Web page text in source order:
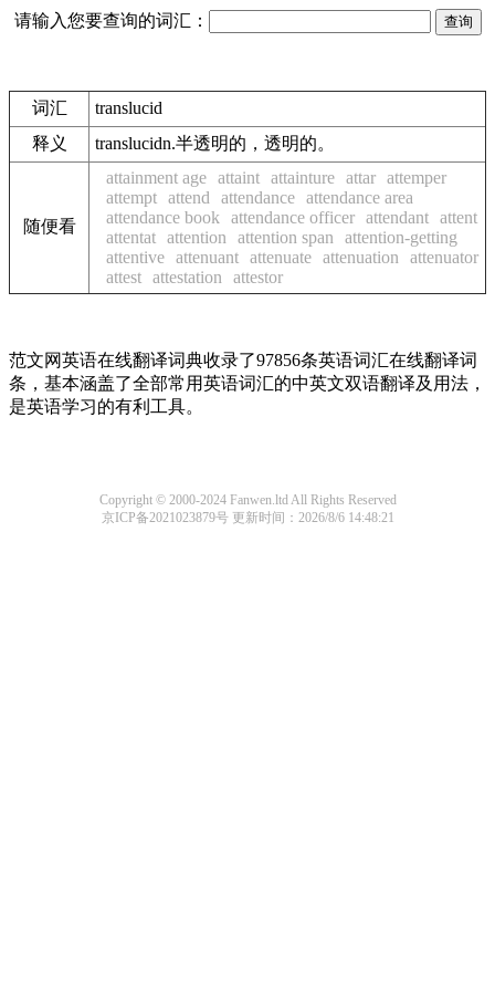
请输入您要查询的词汇：
词汇
translucid
释义
translucidn.半透明的，透明的。
随便看
attainment age attaint attainture attar attemper
attempt attend attendance attendance area
attendance book
attendance officer attendant attent
attentat attention attention span
attention-getting
attentive attenuant attenuate attenuation
attenuator
attest attestation attestor
范文网英语在线翻译词典收录了97856条英语词汇在线翻译词
条，基本涵盖了全部常用英语词汇的中英文双语翻译及用法，
是英语学习的有利工具。
Copyright © 2000-2024 Fanwen.ltd All Rights Reserved
京ICP备2021023879号更新时间：2026/8/6 14:48:21